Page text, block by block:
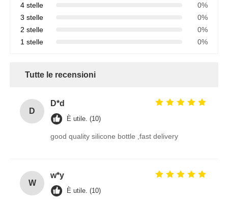
4 stelle
0%
3 stelle
0%
2 stelle
0%
1 stelle
0%
Tutte le recensioni
D
D*d
È utile. (10)
good quality silicone bottle ,fast delivery
W
w*y
È utile. (10)